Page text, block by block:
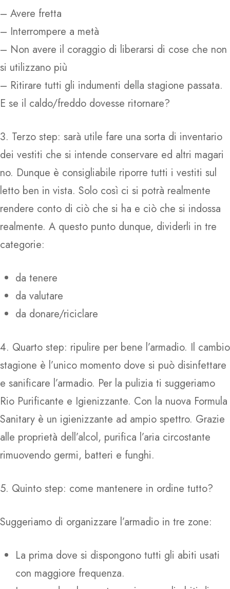
– Avere fretta
– Interrompere a metà
– Non avere il coraggio di liberarsi di cose che non
si utilizzano più
– Ritirare tutti gli indumenti della stagione passata.
E se il caldo/freddo dovesse ritornare?
3. Terzo step: sarà utile fare una sorta di inventario
dei vestiti che si intende conservare ed altri magari
no. Dunque è consigliabile riporre tutti i vestiti sul
letto ben in vista. Solo così ci si potrà realmente
rendere conto di ciò che si ha e ciò che si indossa
realmente. A questo punto dunque, dividerli in tre
categorie:
da tenere
da valutare
da donare/riciclare
4. Quarto step: ripulire per bene l’armadio. Il cambio
stagione è l’unico momento dove si può disinfettare
e sanificare l’armadio. Per la pulizia ti suggeriamo
Rio Purificante e Igienizzante. Con la nuova Formula
Sanitary è un igienizzante ad ampio spettro. Grazie
alle proprietà dell’alcol, purifica l’aria circostante
rimuovendo germi, batteri e funghi.
5. Quinto step: come mantenere in ordine tutto?
Suggeriamo di organizzare l’armadio in tre zone:
La prima dove si dispongono tutti gli abiti usati
con maggiore frequenza.
Prodotti
Rio Azzurro WC